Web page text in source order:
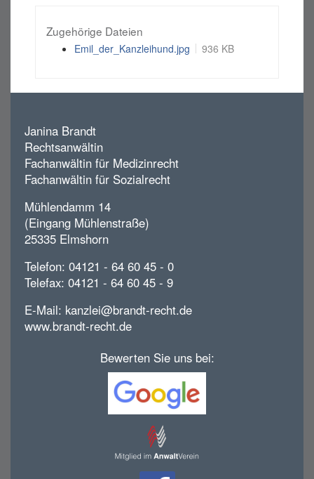
Zugehörige Dateien
Emil_der_Kanzleihund.jpg 936 KB
Janina Brandt
Rechtsanwältin
Fachanwältin für Medizinrecht
Fachanwältin für Sozialrecht
Mühlendamm 14
(Eingang Mühlenstraße)
25335 Elmshorn
Telefon: 04121 - 64 60 45 - 0
Telefax: 04121 - 64 60 45 - 9
E-Mail: kanzlei@brandt-recht.de
www.brandt-recht.de
Bewerten Sie uns bei: